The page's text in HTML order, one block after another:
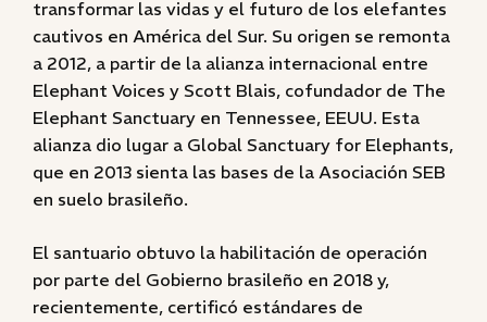
transformar las vidas y el futuro de los elefantes
cautivos en América del Sur. Su origen se remonta
a 2012, a partir de la alianza internacional entre
Elephant Voices y Scott Blais, cofundador de The
Elephant Sanctuary en Tennessee, EEUU. Esta
alianza dio lugar a Global Sanctuary for Elephants,
que en 2013 sienta las bases de la Asociación SEB
en suelo brasileño.
El santuario obtuvo la habilitación de operación
por parte del Gobierno brasileño en 2018 y,
recientemente, certificó estándares de